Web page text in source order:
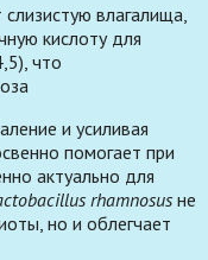
влагалища,
кислоту для
что
и усиливая
помогает при
актуально для
rhamnosus не
но и облегчает